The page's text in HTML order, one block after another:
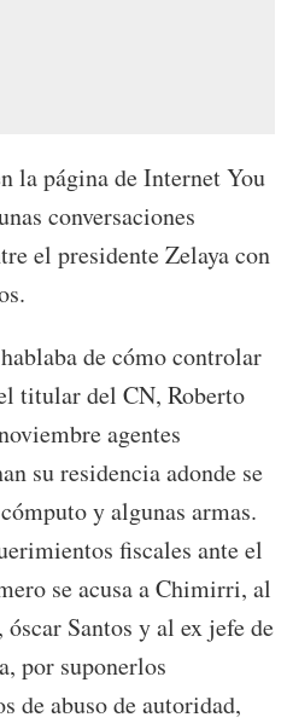
la página de Internet You
conversaciones
el presidente Zelaya con
de cómo controlar
titular del CN, Roberto
agentes
su residencia adonde se
y algunas armas.
fiscales ante el
se acusa a Chimirri, al
Santos y al ex jefe de
por suponerlos
de abuso de autoridad,